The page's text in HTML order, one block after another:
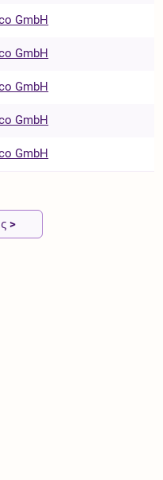
GmbH
GmbH
GmbH
GmbH
GmbH
>